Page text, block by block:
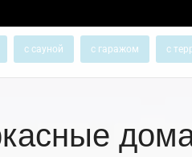
с сауной с гаражом с